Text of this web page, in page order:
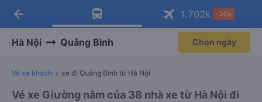
Tải app Vexere ngay!
Nhận ưu đãi thành viên độc
Mở app
Tải app Vexere
-30k/ghế khi đặt vé máy bay qua
Mở app
arrow_back 1.702k -30k
Hà Nội Quảng Bình Chọn ngày
Vé xe khách xe đi Quảng Bình từ Hà Nội
Vé xe Giường nằm của 38 nhà xe từ Hà Nội đi